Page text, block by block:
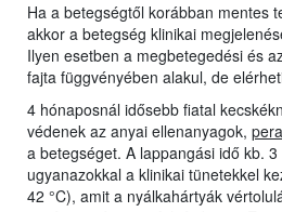
Ha a betegségtől korábban mentes
akkor a betegség klinikai
Ilyen esetben a megbetegedési és
fajta függvényében alakul, de
4 hónaposnál idősebb fiatal
védenek az anyai ellenanyagok,
a betegséget. A lappangási idő kb.
ugyanazokkal a klinikai tünetekkel
42 °C), amit a nyálkahártyák